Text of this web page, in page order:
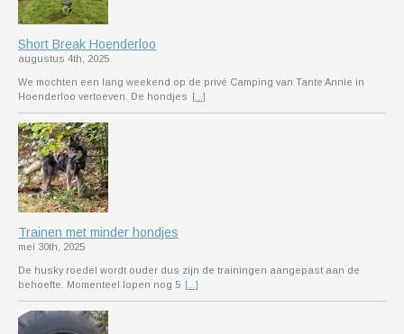
Short Break Hoenderloo
augustus 4th, 2025
We mochten een lang weekend op de privé Camping van Tante Annie in
Hoenderloo vertoeven. De hondjes [...]
Trainen met minder hondjes
mei 30th, 2025
De husky roedel wordt ouder dus zijn de trainingen aangepast aan de
behoefte. Momenteel lopen nog 5 [...]